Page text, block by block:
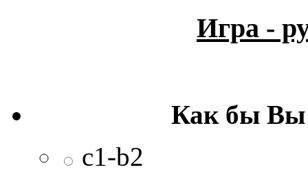
Игра -
Как бы Вы
c1-b2